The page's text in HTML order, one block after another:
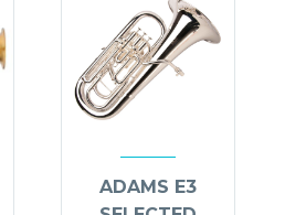
ADAMS E3